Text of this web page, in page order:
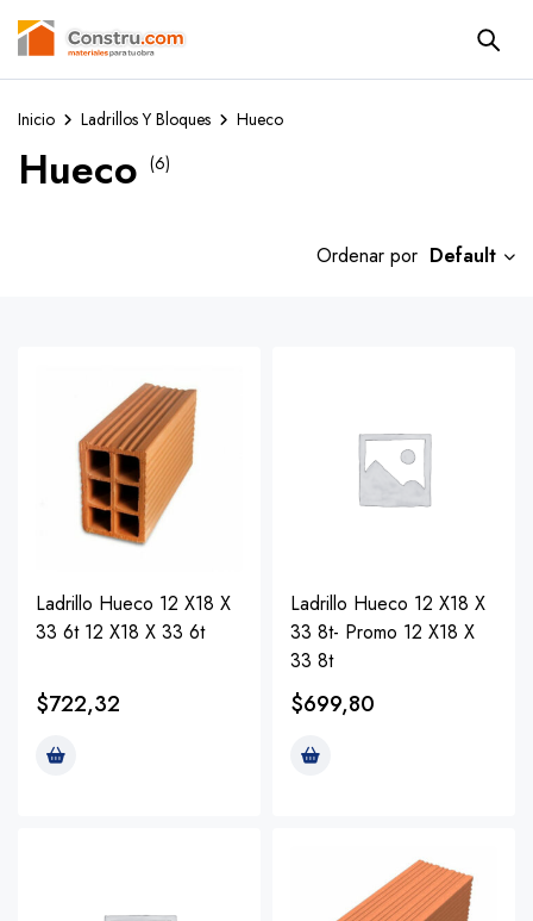
Inicio Ladrillos Y Bloques Hueco
Hueco (6)
Ordenar por Default
Ladrillo Hueco 12 X18 X
33 6t 12 X18 X 33 6t
$722,32
Ladrillo Hueco 12 X18 X
33 8t- Promo 12 X18 X
33 8t
$699,80